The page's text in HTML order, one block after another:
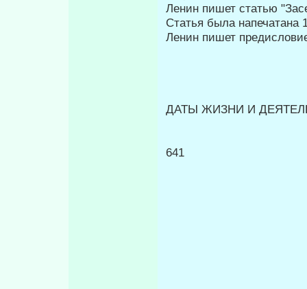
Ленин пишет статью
Статья была напечатана
Ленин пишет
ДАТЫ ЖИЗНИ И
641